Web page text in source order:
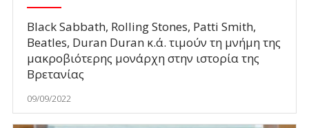
Black Sabbath, Rolling Stones, Patti Smith,
Beatles, Duran Duran κ.ά. τιμούν τη μνήμη της
μακροβιότερης μονάρχη στην ιστορία της
Βρετανίας
09/09/2022